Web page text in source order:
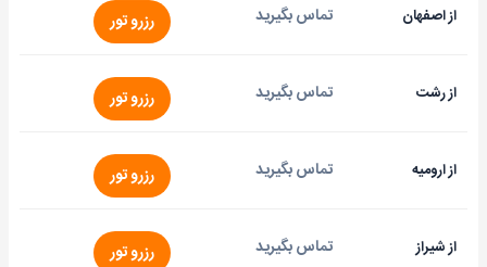
از اصفهان تماس بگیرید رزرو تور
از رشت تماس بگیرید رزرو تور
از ارومیه تماس بگیرید رزرو تور
از شیراز تماس بگیرید رزرو تور